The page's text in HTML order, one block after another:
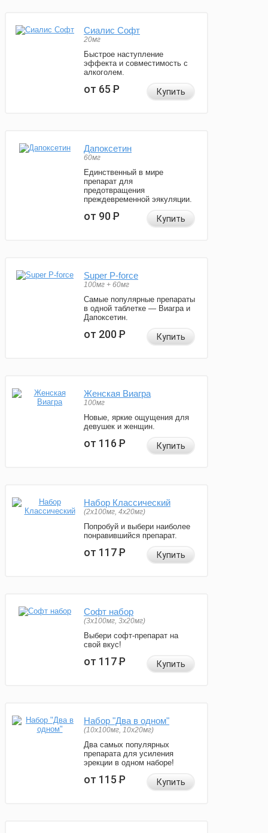
Сиалис Софт
20мг
Быстрое наступление
эффекта и совместимость с
алкоголем.
от 65Р Купить
Дапоксетин
60мг
Единственный в мире
препарат для
предотвращения
преждевременной эякуляции.
от 90Р Купить
Super P-force
100мг + 60мг
Самые популярные препараты
в одной таблетке — Виагра и
Дапоксетин.
от 200Р Купить
Женская Виагра
100мг
Новые, яркие ощущения для
девушек и женщин.
от 116Р Купить
Набор Классический
(2x100мг, 4x20мг)
Попробуй и выбери наиболее
понравившийся препарат.
от 117Р Купить
Софт набор
(3x100мг, 3x20мг)
Выбери софт-препарат на
свой вкус!
от 117Р Купить
Набор "Два в одном"
(10x100мг, 10x20мг)
Два самых популярных
препарата для усиления
эрекции в одном наборе!
от 115Р Купить